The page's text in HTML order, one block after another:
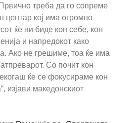
треба да го сопреме
центар кој има огромно
ќе ни биде кон себе, кон
и напредокот како
Ако не грешиме, тоа ќе има
Со почит кон
ќе се фокусираме кон
изјави македонскиот